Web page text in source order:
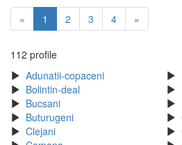
« 1 2 3 4 »
112 profile
Adunatii-copaceni
Bolintin-deal
Bucsani
Buturugeni
Clejani